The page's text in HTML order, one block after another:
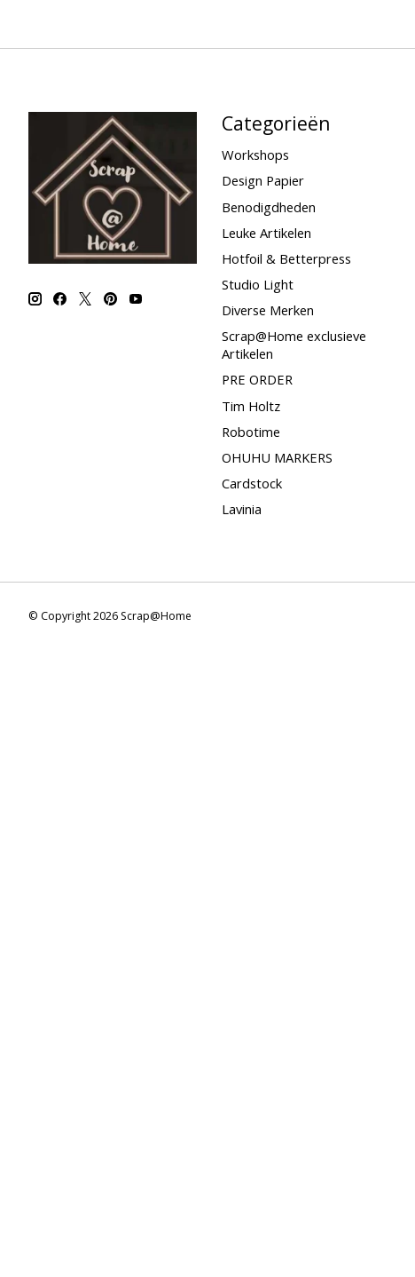
Categorieën
Workshops
Design Papier
Benodigdheden
Leuke Artikelen
Hotfoil & Betterpress
Studio Light
Diverse Merken
Scrap@Home exclusieve
Artikelen
PRE ORDER
Tim Holtz
Robotime
OHUHU MARKERS
Cardstock
Lavinia
© Copyright 2026 Scrap@Home